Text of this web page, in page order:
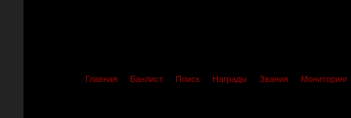
Главная Банлист Поиск Награды Звания Мониторинг